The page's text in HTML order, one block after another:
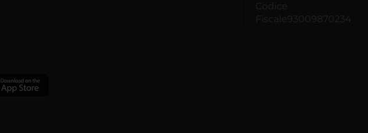
Codice
Fiscale93009870234